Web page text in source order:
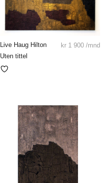
Live Haug Hilton
Uten tittel
kr 1 900 /mnd